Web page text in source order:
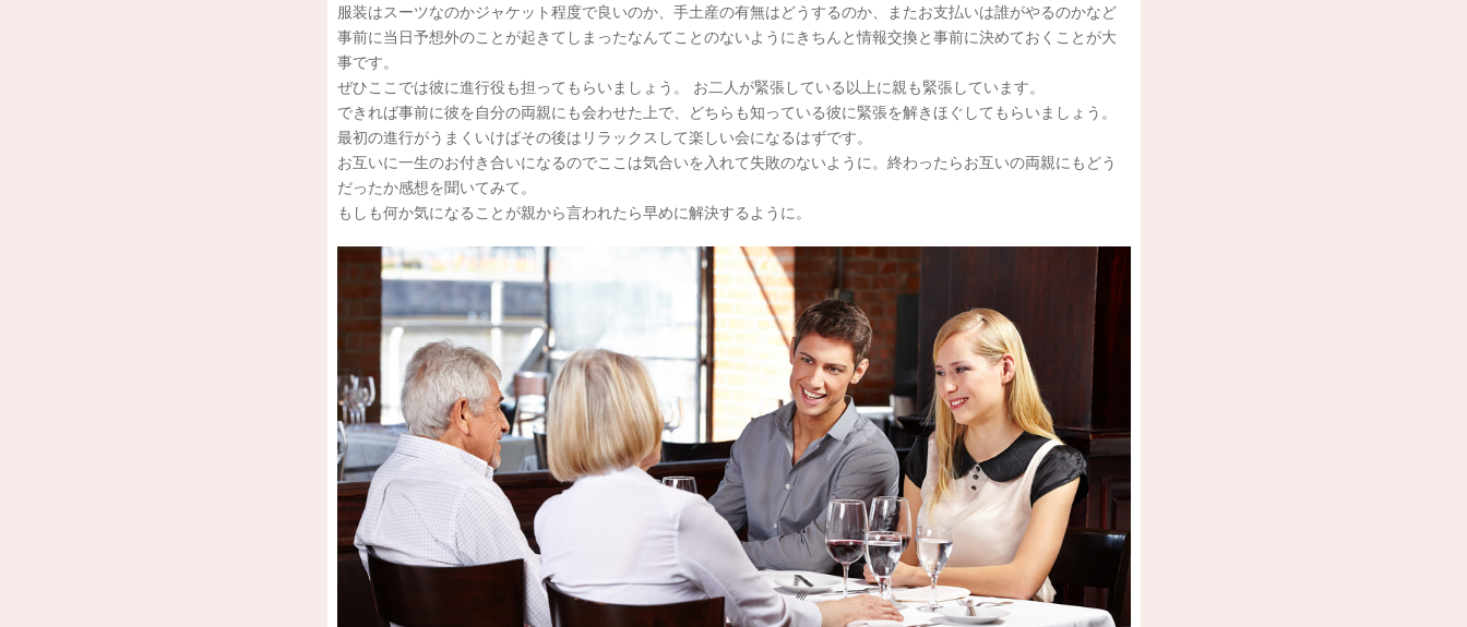
服装はスーツなのかジャケット程度で良いのか、手土産の有無はどうするのか、またお支払いは誰がやるのかなど
事前に当日予想外のことが起きてしまったなんてことのないようにきちんと情報交換と事前に決めておくことが大
事です。
ぜひここでは彼に進行役も担ってもらいましょう。 お二人が緊張している以上に親も緊張しています。
できれば事前に彼を自分の両親にも会わせた上で、どちらも知っている彼に緊張を解きほぐしてもらいましょう。
最初の進行がうまくいけばその後はリラックスして楽しい会になるはずです。
お互いに一生のお付き合いになるのでここは気合いを入れて失敗のないように。終わったらお互いの両親にもどう
だったか感想を聞いてみて。
もしも何か気になることが親から言われたら早めに解決するように。